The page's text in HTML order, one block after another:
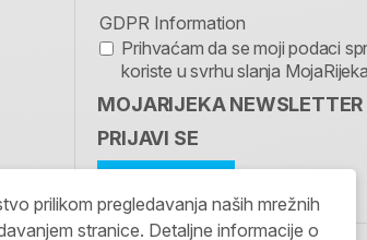
GDPR Information
Prihvaćam da se moji podaci
koriste u svrhu slanja
MOJARIJEKA NEWSLETTER
PRIJAVI SE
prilikom pregledavanja naših mrežnih
stranice. Detaljne informacije o